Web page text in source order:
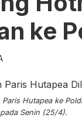
ke
Hutapea ke
Senin (25/4).